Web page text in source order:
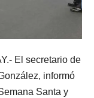
El secretario de
informó
Santa y